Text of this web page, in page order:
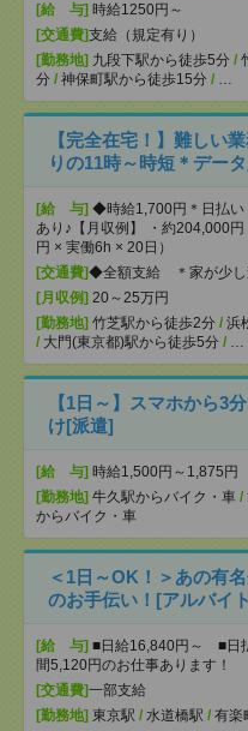
[給 与] 時給1250円～
[交通費]支給（規定有り）
[勤務地] 九段下駅から徒歩5分 /
分 / 神保町駅から徒歩15分 / …
【完全在宅！】難しい
りの11時～時短＊デー
[給 与] ◆時給1,700円＊日払い
あり♪【月収例】 ・約204,000
円 × 実働6h × 20日）
[交通費]◆全額支給 ＊家が少し
[月収例] 20～25万円
[勤務地] 竹芝駅から徒歩2分 / 浜
/ 大門(東京都)駅から徒歩5分 / …
【1日～】スマホから3
け[派遣]
[給 与] 時給1,500円～1,875円
[勤務地] 牛久駅からバイク・車 /
からバイク・車
＜1日～OK！＞あの有
のお手伝い！[アルバイ
[給 与] ■日給16,840円～ ■日
間5,120円のお仕事あります！
[交通費]一部支給
[勤務地] 東京駅 / 水道橋駅 / 有楽